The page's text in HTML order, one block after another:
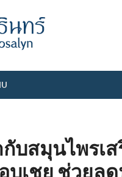
บสมุนไพรเส
บเชย ช่วยล